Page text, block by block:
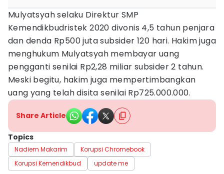
Mulyatsyah selaku Direktur SMP
Kemendikbudristek 2020 divonis 4,5 tahun penjara
dan denda Rp500 juta subsider 120 hari. Hakim juga
menghukum Mulyatsyah membayar uang
pengganti senilai Rp2,28 miliar subsider 2 tahun.
Meski begitu, hakim juga mempertimbangkan
uang yang telah disita senilai Rp725.000.000.
Share Article
Topics
Nadiem Makarim
Korupsi Chromebook
Korupsi Kemendikbud
update me